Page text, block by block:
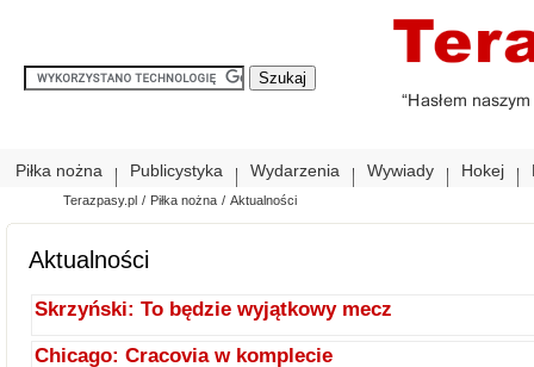
Piłka nożna Publicystyka Wydarzenia Wywiady Hokej
Terazpasy.pl / Piłka nożna / Aktualności
Aktualności
Skrzyński: To będzie wyjątkowy mecz
Chicago: Cracovia w komplecie